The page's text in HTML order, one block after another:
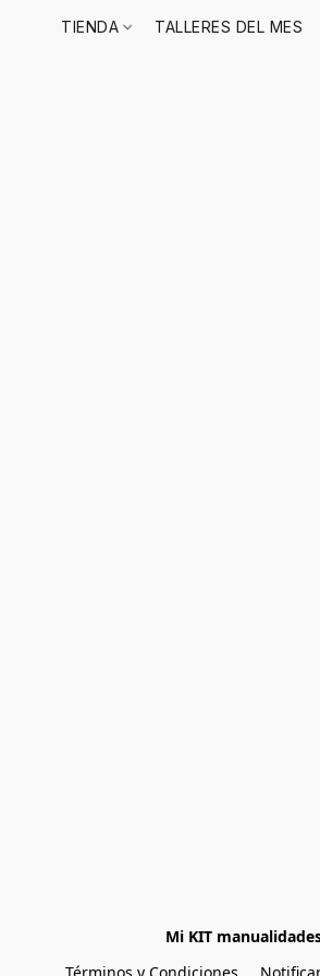
TIENDA TALLERES DEL MES
Mi KIT